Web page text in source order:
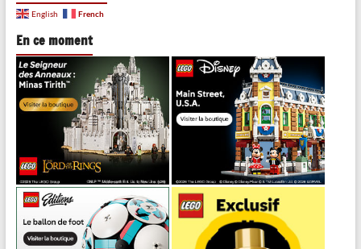
English French
En ce moment